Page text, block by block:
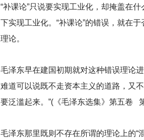
“补课论”只说要实现工业化，却掩盖在
下实现工业化。“补课论”的错误，就在
理论。
毛泽东早在建国初期就对这种错误理论
难道可以说既不走资本主义的道路，又
要泛滥起来。”(《毛泽东选集》第五卷
毛泽东那里既则不存在所谓的理论上的“